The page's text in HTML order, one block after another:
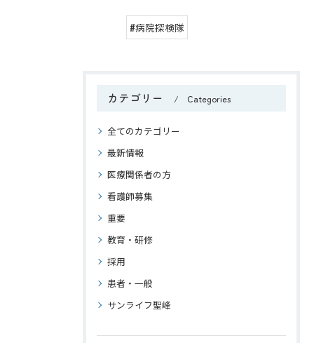
#病院探検隊
カテゴリー Categories
全てのカテゴリー
最新情報
医療関係者の方
看護師募集
重要
教育・研修
採用
患者・一般
サンライフ聖峰